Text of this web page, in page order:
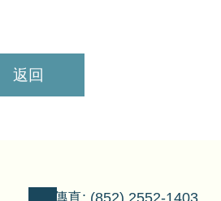
返回
傳真: (852) 2552-1403